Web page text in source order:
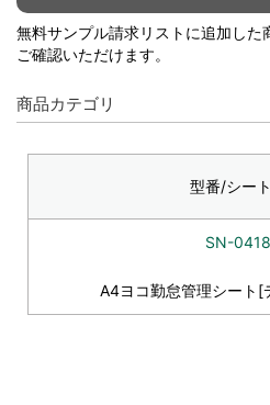
無料サンプル請求リストに追加した
ご確認いただけます。
商品カテゴリ
型番/シー
SN-0418
A4ヨコ勤怠管理シート[